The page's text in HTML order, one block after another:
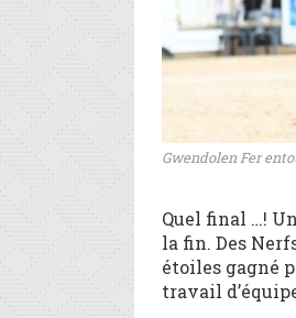
Gwendolen Fer
Quel final …!
la fin. Des
étoiles gagné
travail